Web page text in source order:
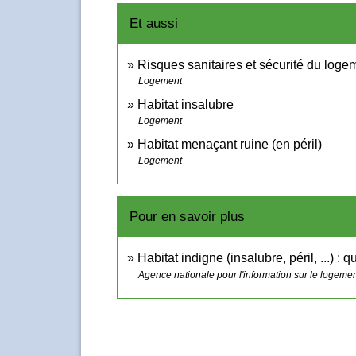
Et aussi
Risques sanitaires et sécurité du
Logement
Habitat insalubre
Logement
Habitat menaçant ruine (en péril)
Logement
Pour en savoir plus
Habitat indigne (insalubre, péril, ...) :
Agence nationale pour l'information sur le